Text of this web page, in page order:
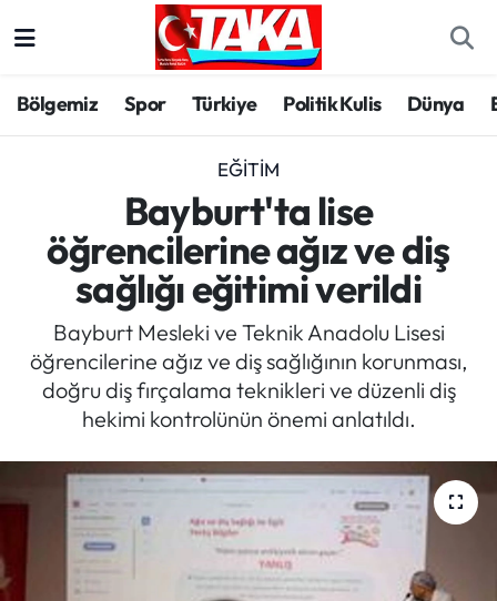
Bölgemiz Spor Türkiye Politik Kulis Dünya
EĞITIM
Bayburt'ta lise
öğrencilerine ağız ve diş
sağlığı eğitimi verildi
Bayburt Mesleki ve Teknik Anadolu Lisesi
öğrencilerine ağız ve diş sağlığının korunması,
doğru diş fırçalama teknikleri ve düzenli diş
hekimi kontrolünün önemi anlatıldı.
Spor
Kültür/Sanat
Politika
Politik Kulis
Dünya
Magazin
Mektup Galeri
Röportaj
Trabzon Hava Durumu
Trabzon Trafik Yoğunluk Haritası
Süper Lig Puan Durumu ve Fikstür
Tüm Manşetler
Son Dakika Haberleri
Haber Arşivi